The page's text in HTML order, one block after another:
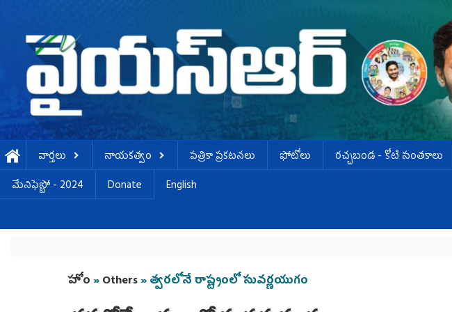
వార్తలు నాయకత్వం పత్రికా ప్రకటనలు ఫోటోలు ర‌చ్చ‌బండ‌ - కోటి సంత‌కాలు
మేనిఫెస్టో - 2024
Donate English
You are here
హోం »Others» త్వరలోనే రాష్ట్రంలో సువర్ణయుగం